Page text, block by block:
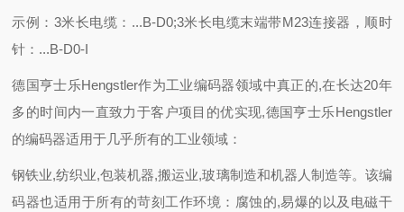
示例：3米长电缆：...B-D0;3米长电缆末端带M23连接器，顺时
针：...B-D0-I
德国亨士乐Hengstler作为工业编码器领域中真正的,在长达20年
多的时间内一直致力于客户项目的优实现,德国亨士乐Hengstler
的编码器适用于几乎所有的工业领域：
钢铁业,纺织业,包装机器,搬运业,玻璃制造和机器人制造等。该编
码器也适用于所有的苛刻工作环境：腐蚀的,易爆的以及电磁干